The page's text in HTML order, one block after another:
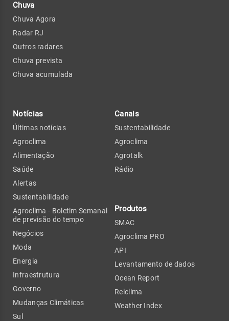
Chuva
Chuva Agora
Radar RJ
Outros radares
Chuva prevista
Chuva acumulada
Notícias
Últimas notícias
Agroclima
Alimentação
Saúde
Alertas
Sustentabilidade
Agroclima - Boletim Semanal
de previsão do tempo
Negócios
Moda
Energia
Infraestrutura
Governo
Mudanças Climáticas
Sul
Canais
Sustentabilidade
Agroclima
Agrotalk
Rádio
Produtos
SMAC
Agroclima PRO
API
Levantamento de dados
Ocean Report
Relclima
Weather Index